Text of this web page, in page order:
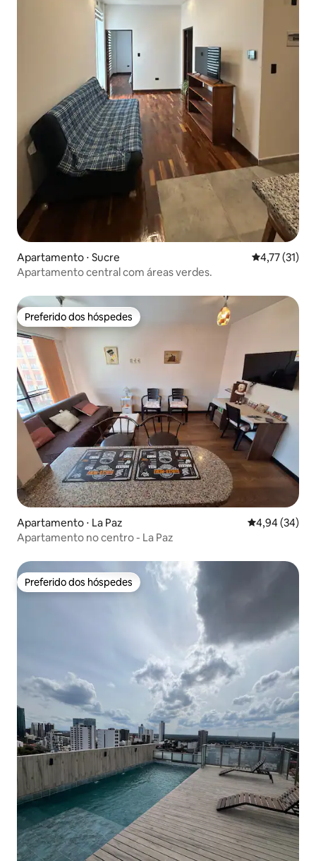
Apartamento ⋅ Sucre 4,77 de uma
4,77 (31)
Apartamento central com áreas verdes.
Preferido dos hóspedes
Preferido dos hóspedes
Apartamento ⋅ La Paz 4,94 de uma
4,94 (34)
Apartamento no centro - La Paz
Preferido dos hóspedes
Preferido dos hóspedes